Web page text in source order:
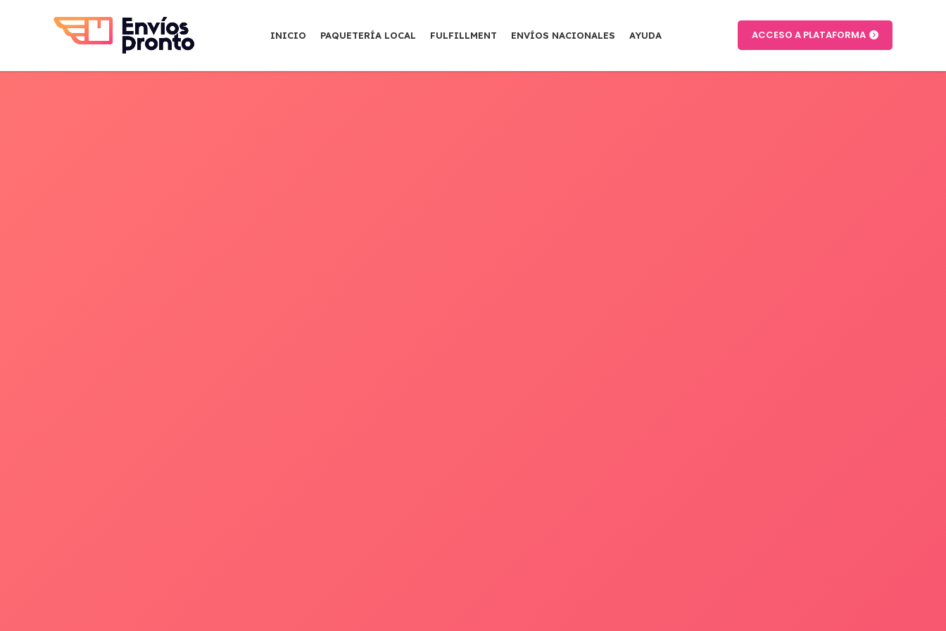
INICIO PAQUETERÍA LOCAL FULFILLMENT ENVÍOS NACIONALES AYUDA ACCESO A PLATAFORMA